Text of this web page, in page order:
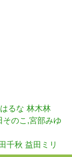
るな 林木林
そのこ,宮部みゆ
千秋 益田ミリ